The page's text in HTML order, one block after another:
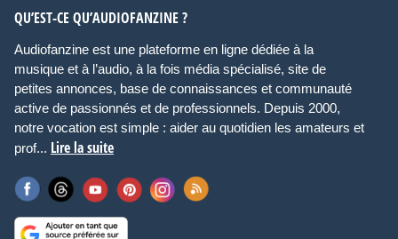
QU’EST-CE QU’AUDIOFANZINE ?
Audiofanzine est une plateforme en ligne dédiée à la
musique et à l’audio, à la fois média spécialisé, site de
petites annonces, base de connaissances et communauté
active de passionnés et de professionnels. Depuis 2000,
notre vocation est simple : aider au quotidien les amateurs et
prof... Lire la suite